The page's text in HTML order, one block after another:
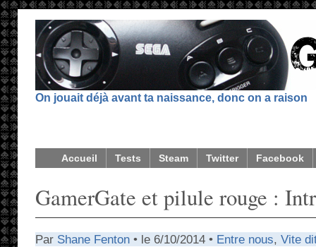
On jouait déjà avant ta naissance, donc on a raison
Accueil Tests Steam Twitter Facebook
GamerGate et pilule rouge :
Par Shane Fenton • le 6/10/2014 • Entre nous, Vite